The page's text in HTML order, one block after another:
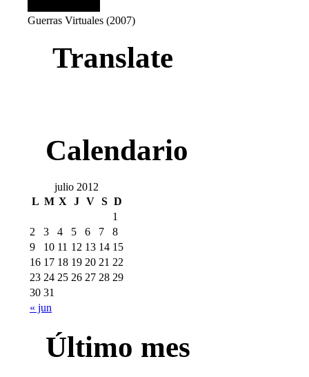
Guerras Virtuales (2007)
Translate
Calendario
julio 2012
L M X J V S D
« jun
1
2
3 4 5 6 7
8
9
10 11 12 13 14 15
16 17 18 19 20 21 22
23 24 25 26 27 28 29
30 31
Último mes